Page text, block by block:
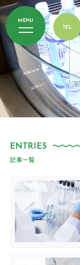
記事一覧